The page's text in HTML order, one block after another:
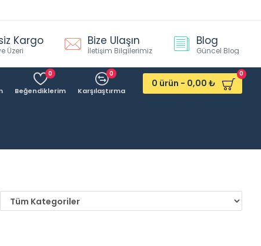
Kargo
Üzeri
Bize Ulaşın
İletişim Bilgilerimiz
Blog
Güncel Blog
Beğendiklerim
0
Karşılaştırma
0
0 ürün - 0,00 ₺
0